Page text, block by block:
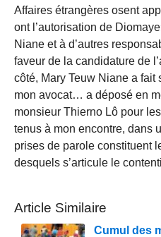
Affaires étrangères osent
ont l’autorisation de
Niane et à d’autres
faveur de la candidature de
côté, Mary Teuw Niane a
mon avocat… a déposé en
monsieur Thierno Lô pour
tenus à mon encontre, dans
prises de parole constituent
desquels s’articule le
Article Similaire
Cumul des